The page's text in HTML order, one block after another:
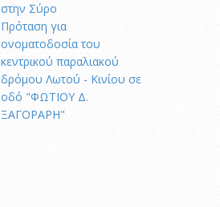
στην Σύρο
Πρόταση για
ονοματοδοσία του
κεντρικού παραλιακού
δρόμου Λωτού - Κινίου σε
οδό "ΦΩΤΙΟΥ Δ.
ΞΑΓΟΡΑΡΗ"